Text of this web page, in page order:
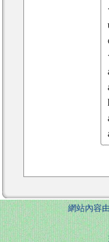
網站內容